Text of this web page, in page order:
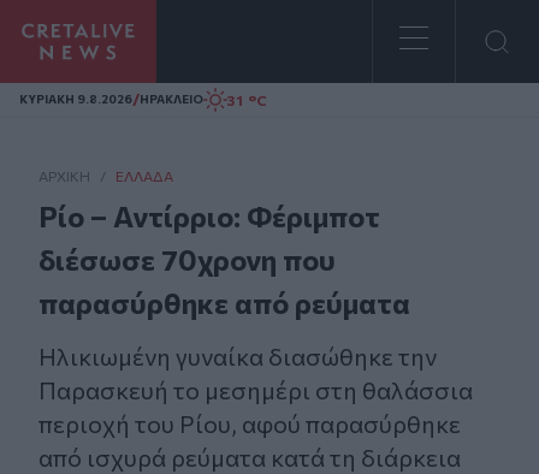
Homepage
ΚΥΡΙΑΚΗ 9.8.2026/ΗΡΑΚΛΕΙΟ 31 °C
ΑΡΧΙΚΗ / ΕΛΛΆΔΑ
Ρίο – Αντίρριο: Φέριμποτ
διέσωσε 70χρονη που
παρασύρθηκε από ρεύματα
Ηλικιωμένη γυναίκα διασώθηκε την
Παρασκευή το μεσημέρι στη θαλάσσια
περιοχή του Ρίου, αφού παρασύρθηκε
από ισχυρά ρεύματα κατά τη διάρκεια